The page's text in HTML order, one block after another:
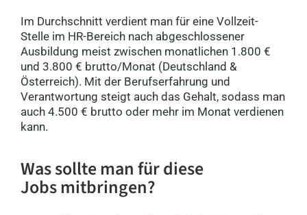
Im Durchschnitt verdient man für eine Vollzeit-
Stelle im HR-Bereich nach abgeschlossener
Ausbildung meist zwischen monatlichen 1.800 €
und 3.800 € brutto/Monat (Deutschland &
Österreich). Mit der Berufserfahrung und
Verantwortung steigt auch das Gehalt, sodass man
auch 4.500 € brutto oder mehr im Monat verdienen
kann.
Was sollte man für diese
Jobsmitbringen?